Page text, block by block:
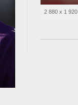
2 880 x 1 920